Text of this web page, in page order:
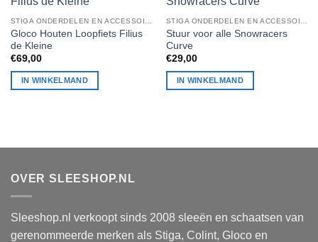
STIGA ONDERDELEN EN ACCESSOIRES
Gloco Houten Loopfiets Filius
de Kleine
€69,00
IN WINKELMAND
STIGA ONDERDELEN EN ACCESSOIRES
Stuur voor alle Snowracers
Curve
€29,00
IN WINKELMAND
OVER SLEESHOP.NL
Sleeshop.nl verkoopt sinds 2008 sleeën en schaatsen van
gerenommeerde merken als Stiga, Colint, Gloco en